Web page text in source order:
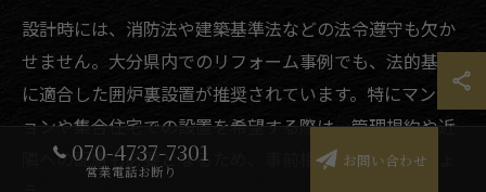
設計時には、消防法や建築基準法などの法令遵守も欠か
せません。大分県内でのリフォーム事例でも、法的基準
に適合した囲炉裏設置が推奨されています。特にマンシ
ョンや集合住宅での設置を希望する際は、管理規約や近
隣への配慮も必要となるため、事前相談を徹底しましょ
070-4737-7301
営業電話お断り
お問い合わせ